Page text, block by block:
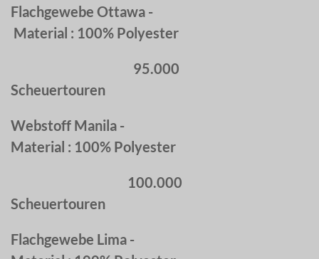
Flachgewebe Ottawa -
Material : 100% Polyester
95.000
Scheuertouren
Webstoff Manila -
Material : 100% Polyester
100.000
Scheuertouren
Flachgewebe Lima -